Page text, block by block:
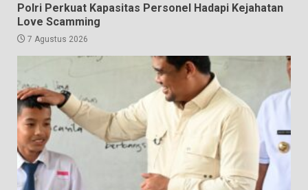
Polri Perkuat Kapasitas Personel Hadapi Kejahatan
Love Scamming
7 Agustus 2026